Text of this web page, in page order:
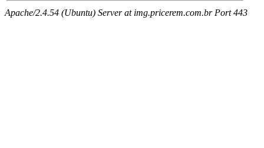
Apache/2.4.54 (Ubuntu) Server at img.pricerem.com.br Port 443